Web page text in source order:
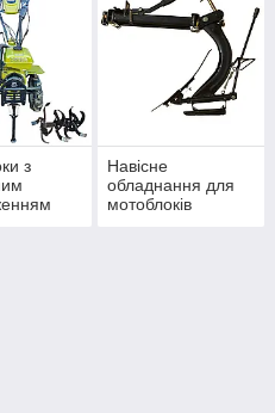
з
Навісне
обладнання для
мотоблоків